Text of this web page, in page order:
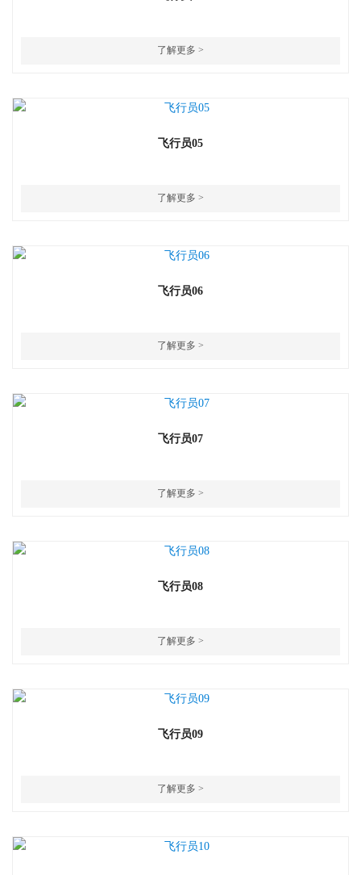
了解更多 >
飞行员05
了解更多 >
飞行员06
了解更多 >
飞行员07
了解更多 >
飞行员08
了解更多 >
飞行员09
了解更多 >